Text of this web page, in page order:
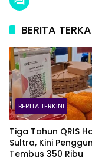
BERITA
BERITA TERKINI
Tiga Tahun QRIS
Sultra, Kini
Tembus 350 Ribu